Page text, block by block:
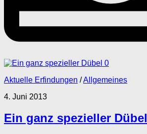
0
Aktuelle Erfindungen /Allgemeines
4. Juni 2013
Ein ganz spezieller Dübel